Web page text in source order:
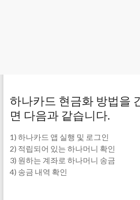
하나카드 현금화 방법을
면 다음과 같습니다.
1) 하나카드 앱 실행 및 로그인
2) 적립되어 있는 하나머니 확인
3) 원하는 계좌로 하나머니 송금
4) 송금 내역 확인